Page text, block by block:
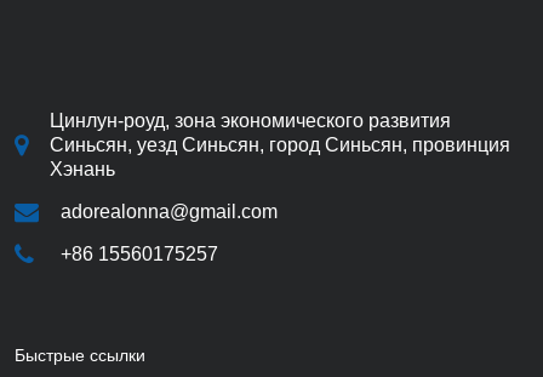
Цинлун-роуд, зона экономического развития
Синьсян, уезд Синьсян, город Синьсян, провинция
Хэнань
adorealonna@gmail.com
+86 15560175257
Быстрые ссылки